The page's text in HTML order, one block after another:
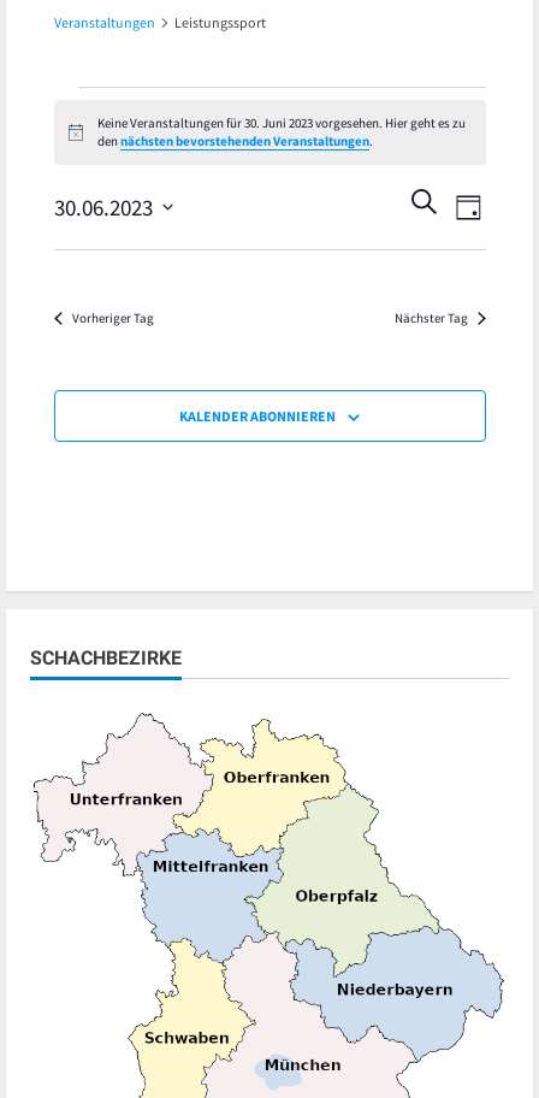
Veranstaltungen Leistungssport
Veranstaltungen
30.
Juni
2023
Hinweis
Keine Veranstaltungen für 30. Juni 2023 vorgesehen. Hier geht es zu
dennächsten bevorstehenden Veranstaltungen.
Suche
und
SUCHE
TAG
30.06.2023
Datum
Vorheriger Tag Nächster Tag
KALENDER ABONNIEREN
SCHACHBEZIRKE